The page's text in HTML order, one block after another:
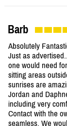
Barb
Absolutely
Just as
one would need
sitting areas
sunrises are
Jordan and
including very
Contact with the
seamless. We